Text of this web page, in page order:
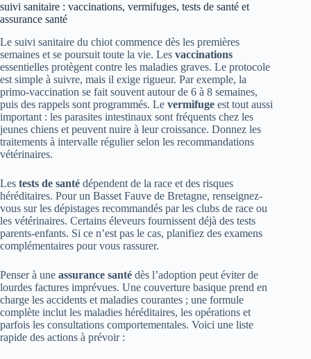
suivi sanitaire : vaccinations, vermifuges, tests de santé et
assurance santé
Le suivi sanitaire du chiot commence dès les premières
semaines et se poursuit toute la vie. Les vaccinations
essentielles protègent contre les maladies graves. Le protocole
est simple à suivre, mais il exige rigueur. Par exemple, la
primo-vaccination se fait souvent autour de 6 à 8 semaines,
puis des rappels sont programmés. Le vermifuge est tout aussi
important : les parasites intestinaux sont fréquents chez les
jeunes chiens et peuvent nuire à leur croissance. Donnez les
traitements à intervalle régulier selon les recommandations
vétérinaires.
Les tests de santé dépendent de la race et des risques
héréditaires. Pour un Basset Fauve de Bretagne, renseignez-
vous sur les dépistages recommandés par les clubs de race ou
les vétérinaires. Certains éleveurs fournissent déjà des tests
parents-enfants. Si ce n’est pas le cas, planifiez des examens
complémentaires pour vous rassurer.
Penser à une assurance santé dès l’adoption peut éviter de
lourdes factures imprévues. Une couverture basique prend en
charge les accidents et maladies courantes ; une formule
complète inclut les maladies héréditaires, les opérations et
parfois les consultations comportementales. Voici une liste
rapide des actions à prévoir :